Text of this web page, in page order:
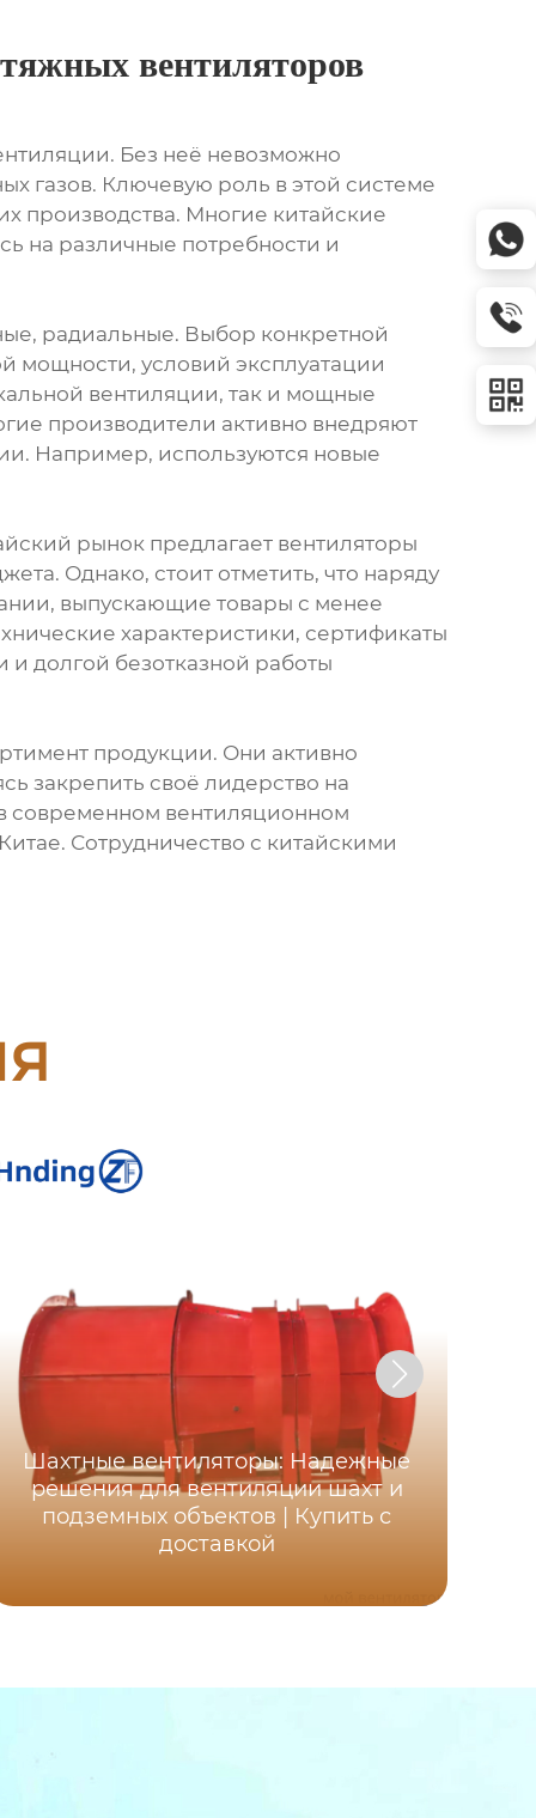
вентиляторов
Без неё невозможно
газов. Ключевую роль в этой системе
производства. Многие китайские
на различные потребности и
радиальные. Выбор конкретной
мощности, условий эксплуатации
вентиляции, так и мощные
производители активно внедряют
Например, используются новые
рынок предлагает вентиляторы
Однако, стоит отметить, что наряду
выпускающие товары с менее
характеристики, сертификаты
и долгой безотказной работы
продукции. Они активно
закрепить своё лидерство на
современном вентиляционном
Сотрудничество с китайскими
Шахтные вентиляторы: Надежные
решения для вентиляции шахт и
подземных объектов | Купить с
доставкой